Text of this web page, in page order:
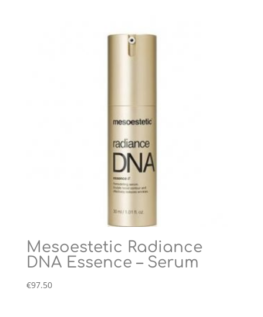
Mesoestetic Radiance
DNA Essence – Serum
€97.50